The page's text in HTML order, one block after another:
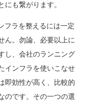
にも繋がります。
フラを整えるには一定
ん。勿論、必要以上に
し、会社のランニング
インフラを使いこなせ
即効性が高く、比較的
のです。その一つの選